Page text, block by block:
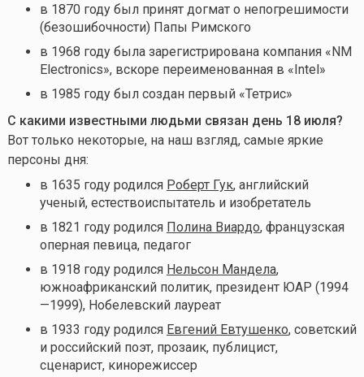
в 1870 году был принят догмат о непогрешимости
(безошибочности) Папы Римского
в 1968 году была зарегистрирована компания «NM
Electronics», вскоре переименованная в «Intel»
в 1985 году был создан первый «Тетрис»
С какими известными людьми связан день 18 июля?
Вот только некоторые, на наш взгляд, самые яркие
персоны дня:
в 1635 году родился Роберт Гук, английский
ученый, естествоиспытатель и изобретатель
в 1821 году родился Полина Виардо, французская
оперная певица, педагог
в 1918 году родился Нельсон Мандела,
южноафриканский политик, президент ЮАР (1994
—1999), Нобелевский лауреат
в 1933 году родился Евгений Евтушенко, советский
и российский поэт, прозаик, публицист,
сценарист, кинорежиссер